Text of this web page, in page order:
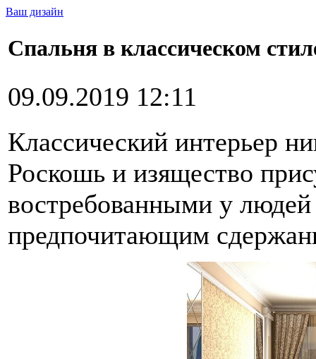
Ваш дизайн
Спальня в классическом
09.09.2019 12:11
Классический интерьер
Роскошь и изящество
востребованными у
предпочитающим